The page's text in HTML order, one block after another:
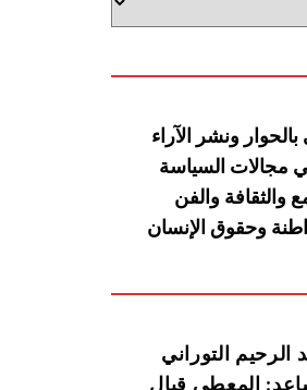
بالحوار ونشر
الآراء
مجالات السياسة
والثقافة والفن
وحقوق الإنسان
الرحيم التوراني
المعطي قبال